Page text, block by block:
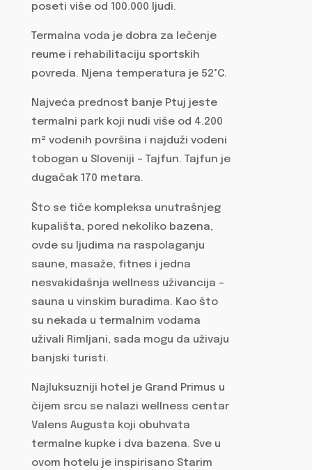
poseti više od 100.000 ljudi.
Termalna voda je dobra za lečenje
reume i rehabilitaciju sportskih
povreda. Njena temperatura je 52°C.
Najveća prednost banje Ptuj jeste
termalni park koji nudi više od 4.200
m² vodenih površina i najduži vodeni
tobogan u Sloveniji – Tajfun. Tajfun je
dugačak 170 metara.
Što se tiče kompleksa unutrašnjeg
kupališta, pored nekoliko bazena,
ovde su ljudima na raspolaganju
saune, masaže, fitnes i jedna
nesvakidašnja wellness uživancija –
sauna u vinskim buradima. Kao što
su nekada u termalnim vodama
uživali Rimljani, sada mogu da uživaju
banjski turisti.
Najluksuzniji hotel je Grand Primus u
čijem srcu se nalazi wellness centar
Valens Augusta koji obuhvata
termalne kupke i dva bazena. Sve u
ovom hotelu je inspirisano Starim